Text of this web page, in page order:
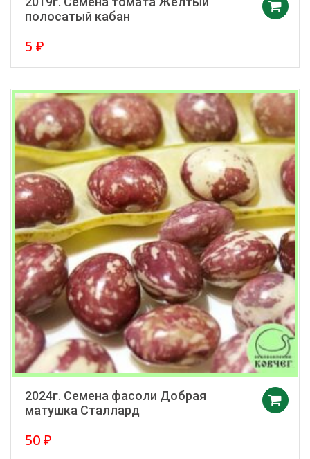
полосатый кабан
5 ₽
2024г. Семена фасоли Добрая
матушка Сталлард
50₽